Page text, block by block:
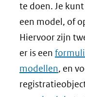
te doen. Je
een model, of
Hiervoor zijn
er is een
modellen, en